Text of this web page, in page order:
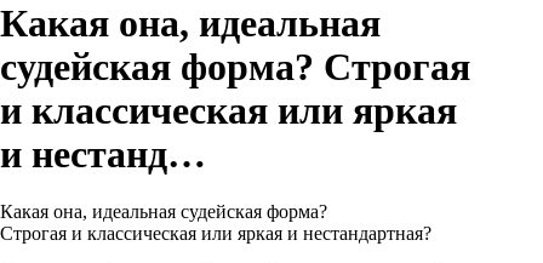
Какая она, идеальная
судейская форма? Строгая
и классическая или яркая
и нестанд…
Какая она, идеальная судейская форма?
Строгая и классическая или яркая и нестандартная?